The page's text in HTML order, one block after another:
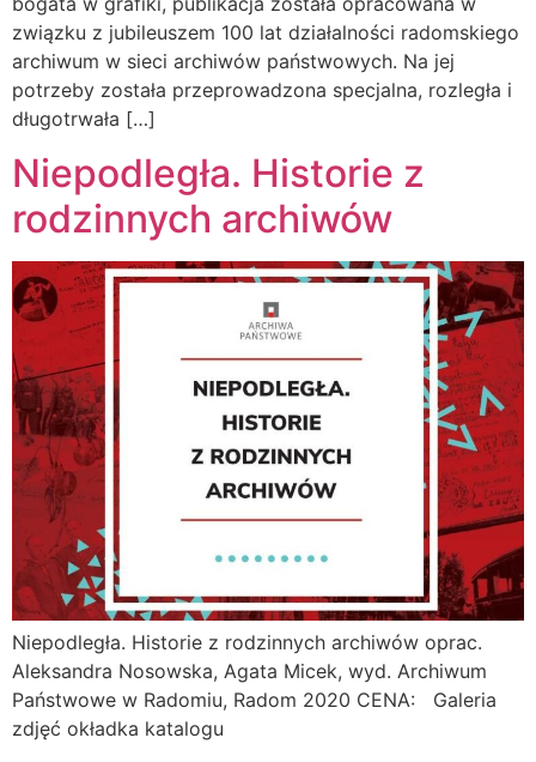
związku z jubileuszem 100 lat działalności radomskiego
archiwum w sieci archiwów państwowych. Na jej
potrzeby została przeprowadzona specjalna, rozległa i
długotrwała […]
Niepodległa. Historie z
rodzinnych archiwów
Niepodległa. Historie z rodzinnych archiwów oprac.
Aleksandra Nosowska, Agata Micek, wyd. Archiwum
Państwowe w Radomiu, Radom 2020 CENA: Galeria
zdjęć okładka katalogu